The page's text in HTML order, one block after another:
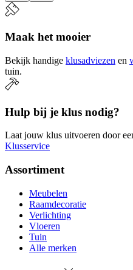
Maak het mooier
Bekijk handige klusadviezen en
tuin.
Hulp bij je klus nodig?
Laat jouw klus uitvoeren door
Klusservice
Assortiment
Meubelen
Raamdecoratie
Verlichting
Vloeren
Tuin
Alle merken